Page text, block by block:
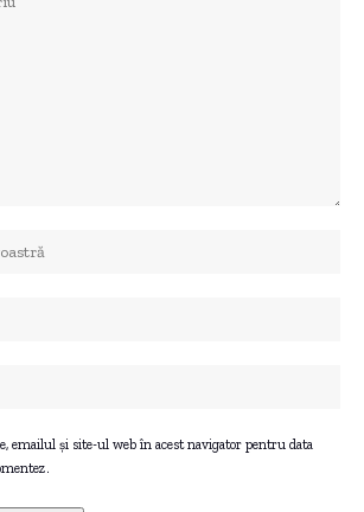
emailul și site-ul web în acest navigator pentru data